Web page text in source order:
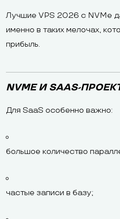
Лучшие VPS 2026 с NVMe
именно в таких мелочах,
прибыль.
NVME И SAAS-
Для SaaS особенно важно:
большое количество
частые записи в базу;